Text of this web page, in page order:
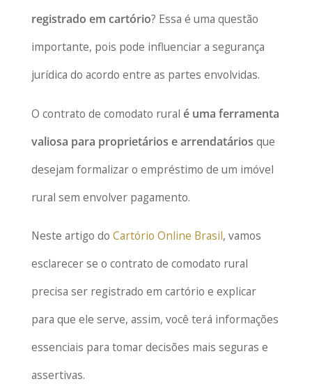
registrado em cartório? Essa é uma questão
importante, pois pode influenciar a segurança
jurídica do acordo entre as partes envolvidas.
O contrato de comodato rural é uma ferramenta
valiosa para proprietários e arrendatários que
desejam formalizar o empréstimo de um imóvel
rural sem envolver pagamento.
Neste artigo do Cartório Online Brasil, vamos
esclarecer se o contrato de comodato rural
precisa ser registrado em cartório e explicar
para que ele serve, assim, você terá informações
essenciais para tomar decisões mais seguras e
assertivas.